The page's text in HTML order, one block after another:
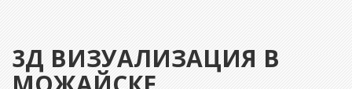
3Д ВИЗУАЛИЗАЦИЯ В